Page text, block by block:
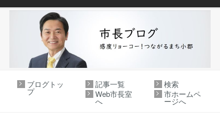
ブログトッ
プ
記事一覧
検索
Web市長室
へ
市ホームペ
ージへ